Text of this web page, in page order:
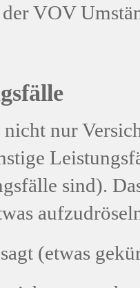
VOV
nur
sind).
(etwas